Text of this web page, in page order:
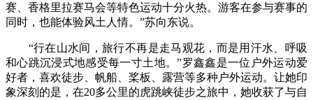
赛、香格里拉赛马会等特色运动十分火热。游客在参与赛事的
同时，也能体验风土人情。”苏向东说。
“行在山水间，旅行不再是走马观花，而是用汗水、呼吸
和心跳沉浸式地感受每一寸土地。”罗鑫鑫是一位户外运动爱
好者，喜欢徒步、帆船、桨板、露营等多种户外运动。让她印
象深刻的是，在20多公里的虎跳峡徒步之旅中，她收获了与自